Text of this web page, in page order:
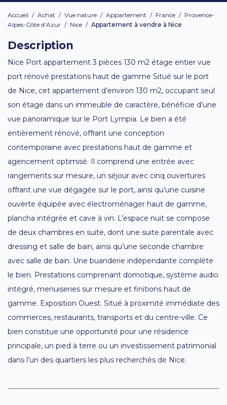
Accueil / Achat / Vue nature / Appartement / France / Provence-
Alpes-Côte d’Azur / Nice / Appartement à vendre à Nice
Description
Nice Port appartement 3 pièces 130 m2 étage entier vue
port rénové prestations haut de gamme Situé sur le port
de Nice, cet appartement d’environ 130 m2, occupant seul
son étage dans un immeuble de caractère, bénéficie d’une
vue panoramique sur le Port Lympia. Le bien a été
entièrement rénové, offrant une conception
contemporaine avec prestations haut de gamme et
agencement optimisé. Il comprend une entrée avec
rangements sur mesure, un séjour avec cinq ouvertures
offrant une vue dégagée sur le port, ainsi qu’une cuisine
ouverte équipée avec électroménager haut de gamme,
plancha intégrée et cave à vin. L’espace nuit se compose
de deux chambres en suite, dont une suite parentale avec
dressing et salle de bain, ainsi qu’une seconde chambre
avec salle de bain. Une buanderie indépendante complète
le bien. Prestations comprenant domotique, système audio
intégré, menuiseries sur mesure et finitions haut de
gamme. Exposition Ouest. Situé à proximité immédiate des
commerces, restaurants, transports et du centre-ville. Ce
bien constitue une opportunité pour une résidence
principale, un pied à terre ou un investissement patrimonial
dans l’un des quartiers les plus recherchés de Nice.